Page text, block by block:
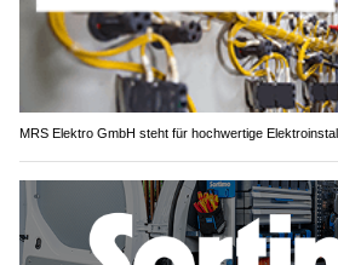
MRS Elektro GmbH steht für hochwertige